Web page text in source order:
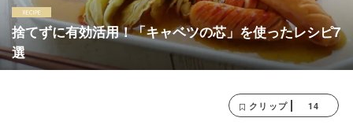
捨てずに有効活用！「キャベツの芯」を使ったレシピ7
選
クリップ 14